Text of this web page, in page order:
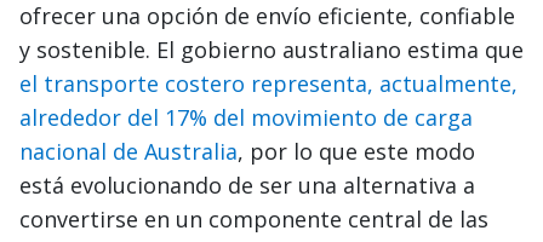
ofrecer una opción de envío eficiente, confiable
y sostenible. El gobierno australiano estima que
el transporte costero representa, actualmente,
alrededor del 17% del movimiento de carga
nacional de Australia, por lo que este modo
está evolucionando de ser una alternativa a
convertirse en un componente central de las